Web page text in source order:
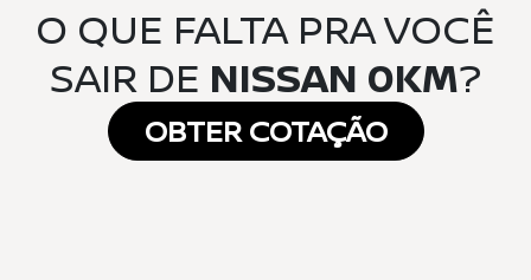
O QUE FALTA PRA VOCÊ
SAIR DE NISSAN 0KM?
OBTER COTAÇÃO